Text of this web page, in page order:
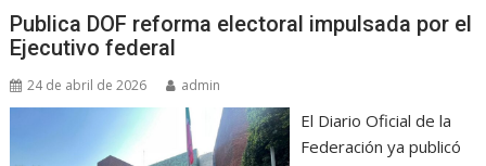
Publica DOF reforma electoral impulsada por el
Ejecutivo federal
24 de abril de 2026 admin
El Diario Oficial de la
Federación ya publicó